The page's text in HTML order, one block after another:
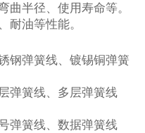
曲半径、使用寿命等。
耐油等性能。
钢弹簧线、镀锡铜弹簧
弹簧线、多层弹簧线
弹簧线、数据弹簧线